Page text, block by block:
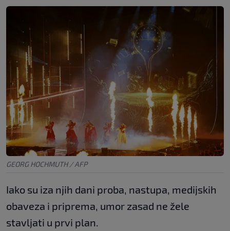
GEORG HOCHMUTH / AFP
Iako su iza njih dani proba, nastupa, medijskih
obaveza i priprema, umor zasad ne žele
stavljati u prvi plan.